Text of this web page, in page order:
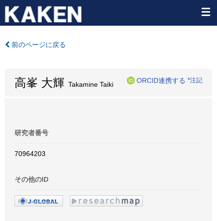
前のページに戻る
高峯 大輝 Takamine Taiki
ORCID連携する *注記
研究者番号
70964203
その他のID